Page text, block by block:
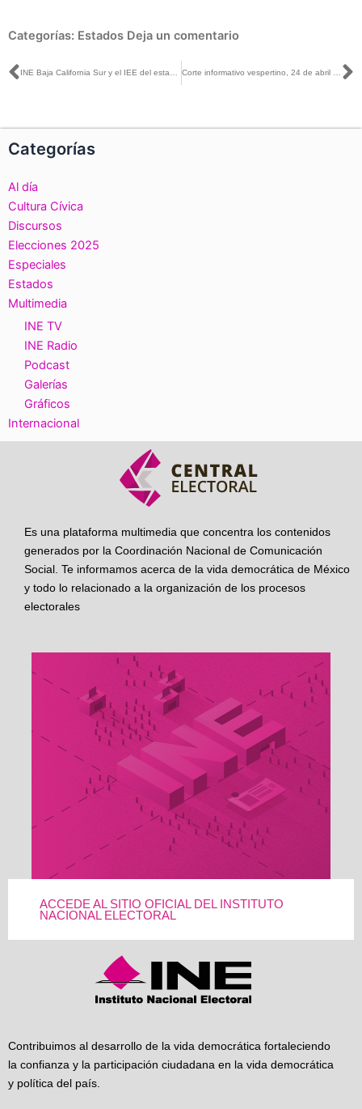
Categorías: Estados Deja un comentario
Ant INE Baja California Sur y el IEE del estado organizan curso-taller dirigido a candidatas a puestos de elección popular federal y local Corte informativo vespertino, 24 de abril de 2018
Categorías
Al día
Cultura Cívica
Discursos
Elecciones 2025
Especiales
Estados
Multimedia
INE TV
INE Radio
Podcast
Galerías
Gráficos
Internacional
Es una plataforma multimedia que concentra los contenidos
generados por la Coordinación Nacional de Comunicación
Social. Te informamos acerca de la vida democrática de México
y todo lo relacionado a la organización de los procesos
electorales
ACCEDE AL SITIO OFICIAL DEL INSTITUTO
NACIONAL ELECTORAL
Contribuimos al desarrollo de la vida democrática fortaleciendo
la confianza y la participación ciudadana en la vida democrática
y política del país.